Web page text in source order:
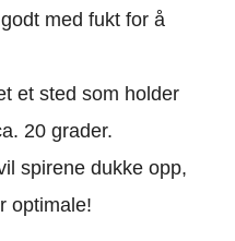
med fukt for å
et sted som holder
20 grader.
spirene dukke opp,
optimale!